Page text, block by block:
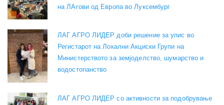
на ЛАгови од Европа во Луксембург
ЛАГ АГРО ЛИДЕР доби решение за упис во
Регистарот на Локални Акциски Групи на
Министерството за земјоделство, шумарство и
водостопанство
ЛАГ АГРО ЛИДЕР со активности за подобрување